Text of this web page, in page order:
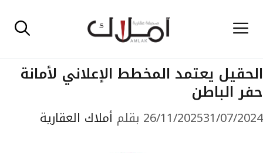
إلى القائمة
الحقيل يعتمد المخطط الإعلاني لأمانة
حفر الباطن
26/11/202531/07/2024 بقلم أملاك العقارية